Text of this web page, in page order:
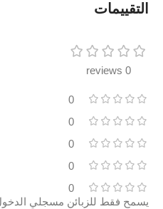
التقييمات
0 reviews
0
0
0
0
0
يسمح فقط للزبائن مسجلي الدخول